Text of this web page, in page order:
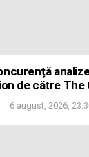
de către The
6 august, 2026,